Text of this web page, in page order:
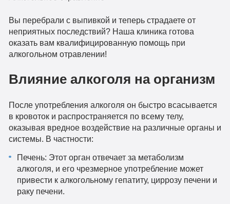
Вы перебрали с выпивкой и теперь страдаете от
неприятных последствий? Наша клиника готова
оказать вам квалифицированную помощь при
алкогольном отравлении!
Влияние алкоголя на организм
После употребления алкоголя он быстро всасывается
в кровоток и распространяется по всему телу,
оказывая вредное воздействие на различные органы и
системы. В частности:
Печень: Этот орган отвечает за метаболизм
алкоголя, и его чрезмерное употребление может
привести к алкогольному гепатиту, циррозу печени и
раку печени.